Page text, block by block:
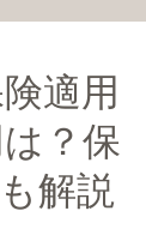
適用
？保
解説